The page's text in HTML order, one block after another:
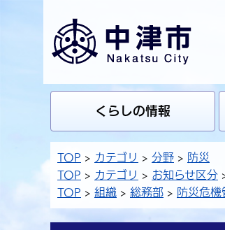
くらしの情報
TOP カテゴリ 分野
防災
TOP
カテゴリ お知らせ区分
TOP
組織 総務部 防災危機